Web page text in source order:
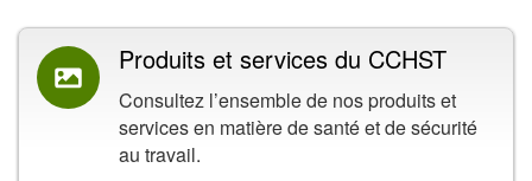
Produits et services du CCHST
Consultez l’ensemble de nos produits et
services en matière de santé et de sécurité
au travail.